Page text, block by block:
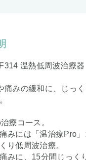
温熱低周波治療器
痛みの緩和に、じっく
療コース。
みには「温治療Pro」
り低周波治療。
みに、15分間じっく